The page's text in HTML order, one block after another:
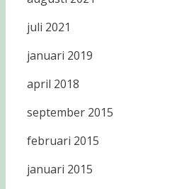
juli 2021
januari 2019
april 2018
september 2015
februari 2015
januari 2015